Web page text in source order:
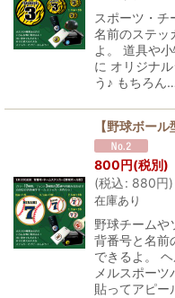
スポーツ・チ
名前のステッ
よ。 道具や
に オリジナ
う♪ もちろん
【野球ボー
800円(税別)
(税込: 880円)
在庫あり
野球チームや
背番号と名前
できるよ。
メルスポー
貼ってアピー